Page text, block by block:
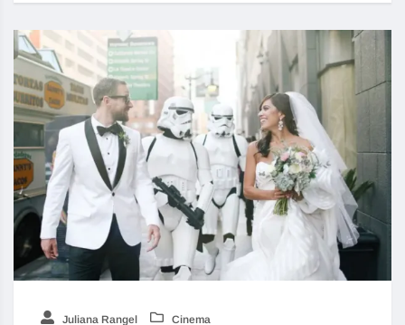
Juliana Rangel Cinema